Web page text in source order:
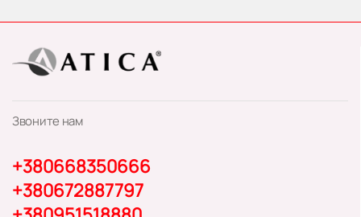
Звоните нам
+380668350666
+380672887797